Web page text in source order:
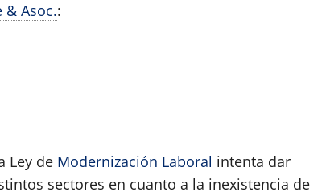
& Asoc.:
Ley de Modernización Laboral intenta dar
sectores en cuanto a la inexistencia de